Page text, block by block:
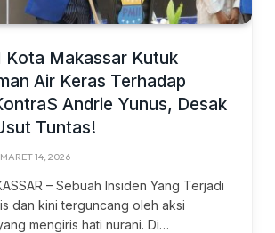
Kota Makassar Kutuk
Air Keras Terhadap
Andrie Yunus, Desak
Tuntas!
MARET 14, 2026
– Sebuah Insiden Yang Terjadi
dan kini terguncang oleh aksi
mengiris hati nurani. Di…